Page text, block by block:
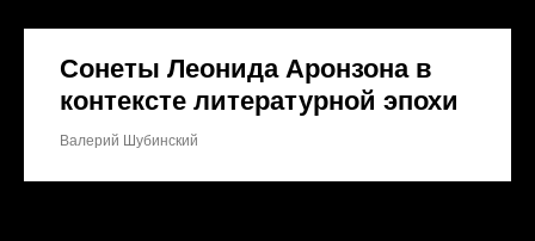
Сонеты Леонида Аронзона в
контексте литературной эпохи
Валерий Шубинский